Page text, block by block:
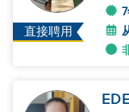
直接聘用